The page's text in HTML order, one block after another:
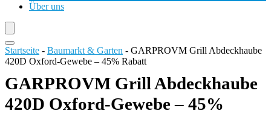
Über uns
Startseite - Baumarkt & Garten - GARPROVM Grill Abdeckhaube
420D Oxford-Gewebe – 45% Rabatt
GARPROVM Grill Abdeckhaube
420D Oxford-Gewebe – 45%